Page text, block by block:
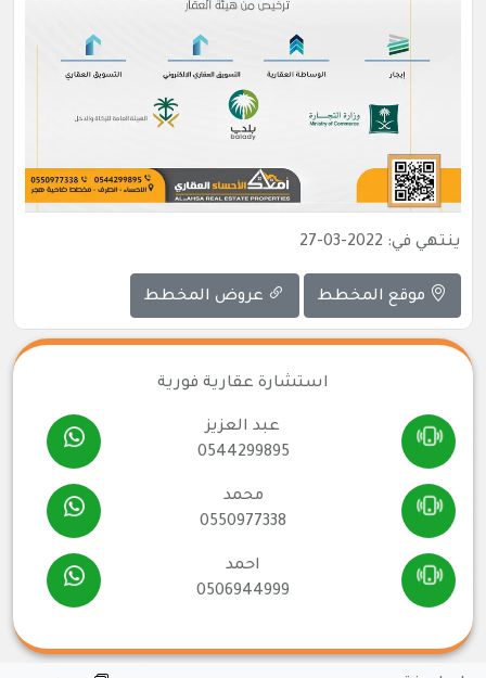
ينتهي في: 2022-03-27
موقع المخطط عروض المخطط
استشارة عقارية فورية
عبد العزيز
0544299895
محمد
0550977338
احمد
0506944999